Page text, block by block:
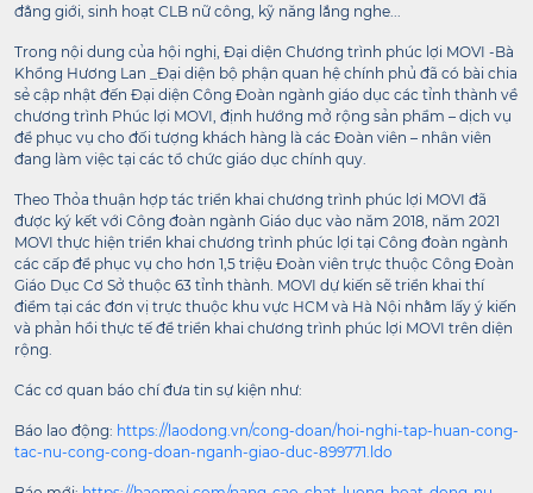
đẳng giới, sinh hoạt CLB nữ công, kỹ năng lắng nghe...
Trong nội dung của hội nghị, Đại diện Chương trình phúc lợi MOVI -Bà
Khổng Hương Lan _Đại diện bộ phận quan hệ chính phủ đã có bài chia
sẻ cập nhật đến Đại diện Công Đoàn ngành giáo dục các tỉnh thành về
chương trình Phúc lợi MOVI, định hướng mở rộng sản phẩm – dịch vụ
để phục vụ cho đối tượng khách hàng là các Đoàn viên – nhân viên
đang làm việc tại các tổ chức giáo dục chính quy.
Theo Thỏa thuận hợp tác triển khai chương trình phúc lợi MOVI đã
được ký kết với Công đoàn ngành Giáo dục vào năm 2018, năm 2021
MOVI thực hiện triển khai chương trình phúc lợi tại Công đoàn ngành
các cấp để phục vụ cho hơn 1,5 triệu Đoàn viên trực thuộc Công Đoàn
Giáo Dục Cơ Sở thuộc 63 tỉnh thành. MOVI dự kiến sẽ triển khai thí
điểm tại các đơn vị trực thuộc khu vực HCM và Hà Nội nhằm lấy ý kiến
và phản hồi thực tế để triển khai chương trình phúc lợi MOVI trên diện
rộng.
Các cơ quan báo chí đưa tin sự kiện như:
Báo lao động: https://laodong.vn/cong-doan/hoi-nghi-tap-huan-cong-
tac-nu-cong-cong-doan-nganh-giao-duc-899771.ldo